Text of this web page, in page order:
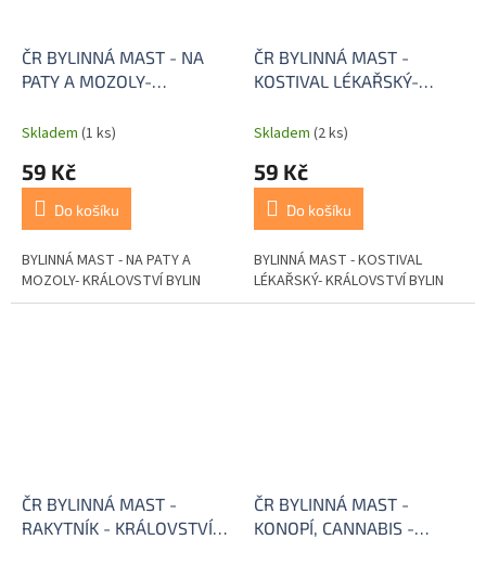
ČR BYLINNÁ MAST - NA
PATY A MOZOLY-
Skladem (1 ks)
59 Kč
Do košíku
BYLINNÁ MAST - NA PATY A
MOZOLY- KRÁLOVSTVÍ BYLIN
ČR BYLINNÁ MAST -
KOSTIVAL LÉKAŘSKÝ-
Skladem (2 ks)
59 Kč
Do košíku
BYLINNÁ MAST - KOSTIVAL
LÉKAŘSKÝ- KRÁLOVSTVÍ BYLIN
ČR BYLINNÁ MAST -
RAKYTNÍK - KRÁLOVSTVÍ
ČR BYLINNÁ MAST -
KONOPÍ, CANNABIS -